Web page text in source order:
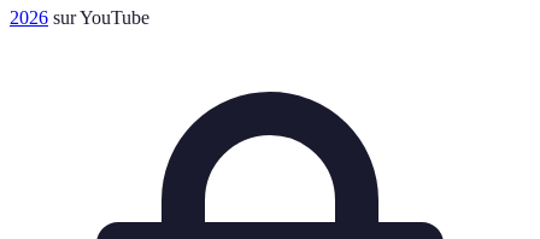
2026 sur YouTube